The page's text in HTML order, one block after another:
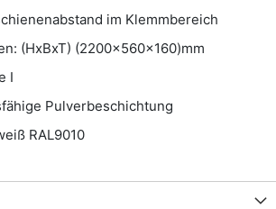
im Klemmbereich
(HxBxT) (2200x560x160)mm
I
Pulverbeschichtung
RAL9010